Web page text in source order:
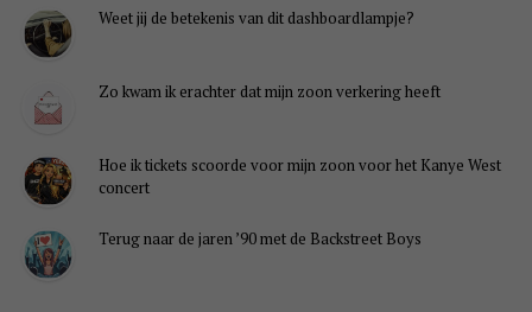
Weet jij de betekenis van dit dashboardlampje?
Zo kwam ik erachter dat mijn zoon verkering heeft
Hoe ik tickets scoorde voor mijn zoon voor het Kanye West
concert
Terug naar de jaren ’90 met de Backstreet Boys